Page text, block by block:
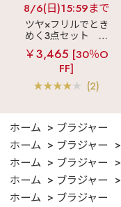
8/6(日)15:59まで
ツヤ×フリルでとき
めく3点セット
シ
ルキー ショートパ
ンツ 3点セット
￥3,465 [30％O
FF]
(2)
ホーム
ブラジャー
ホーム
ブラジャー
ホーム
ブラジャー
ホーム
ブラジャー
ホーム
ブラジャー